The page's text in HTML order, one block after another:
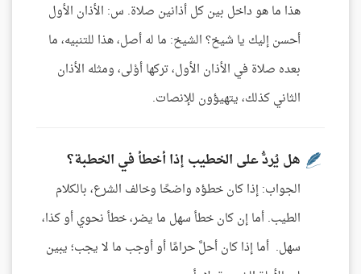
هذا ما هو داخل بين كل أذانين صلاة. س: الأذان الأول
أحسن إليك يا شيخ؟ الشيخ: ما له أصل، هذا للتنبيه، ما
بعده صلاة في الأذان الأول، تركها أوْلى، ومثله الأذان
الثاني كذلك، يتهيؤون للإنصات.
هل يُردُّ على الخطيب إذا أخطأ في الخطبة؟
الجواب: إذا كان خطؤه واضحًا وخالف الشرع، بالكلام
الطيب. أما إن كان خطأ سهل ما يضر، خطأ نحوي أو كذا،
سهل. أما إذا كان أحلَّ حرامًا أو أوجب ما لا يجب؛ يبين